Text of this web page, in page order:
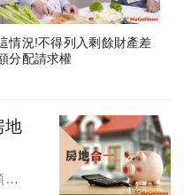
情況!不得列入剩餘財產差
分配請求權
地
售